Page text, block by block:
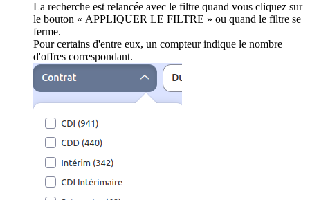
La recherche est relancée avec le filtre quand vous cliquez sur
le bouton « APPLIQUER LE FILTRE » ou quand le filtre se
ferme.
Pour certains d'entre eux, un compteur indique le nombre
d'offres correspondant.